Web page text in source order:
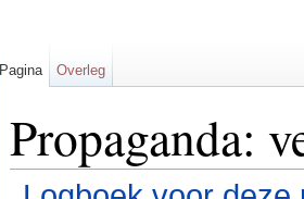
Propaganda:
Pagina Overleg